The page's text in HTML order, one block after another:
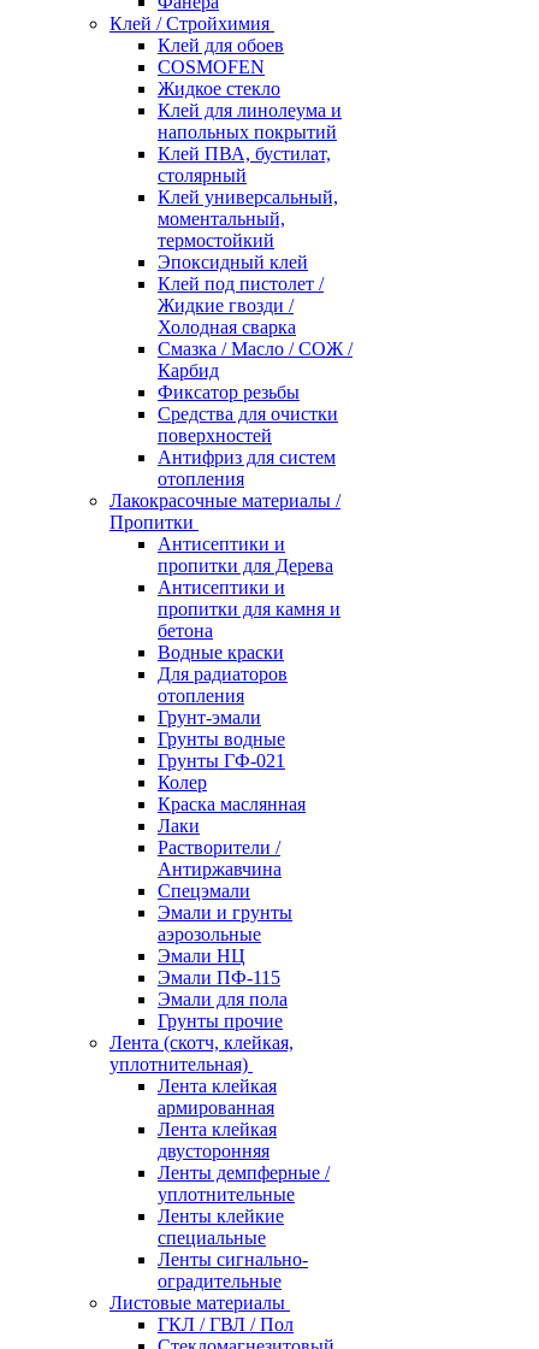
Клей / Стройхимия
Клей для обоев
COSMOFEN
Жидкое стекло
Клей для линолеума и
напольных покрытий
Клей ПВА, бустилат,
столярный
Клей универсальный,
моментальный,
термостойкий
Эпоксидный клей
Клей под пистолет /
Жидкие гвозди /
Холодная сварка
Смазка / Масло / СОЖ /
Карбид
Фиксатор резьбы
Средства для очистки
поверхностей
Антифриз для систем
отопления
Лакокрасочные материалы /
Пропитки
Антисептики и
пропитки для Дерева
Антисептики и
пропитки для камня и
бетона
Водные краски
Для радиаторов
отопления
Грунт-эмали
Грунты водные
Грунты ГФ-021
Колер
Краска маслянная
Лаки
Растворители /
Антиржавчина
Спецэмали
Эмали и грунты
аэрозольные
Эмали НЦ
Эмали ПФ-115
Эмали для пола
Грунты прочие
Лента (скотч, клейкая,
уплотнительная)
Лента клейкая
армированная
Лента клейкая
двусторонняя
Ленты демпферные /
уплотнительные
Ленты клейкие
специальные
Ленты сигнально-
оградительные
Листовые материалы
ГКЛ / ГВЛ / Пол